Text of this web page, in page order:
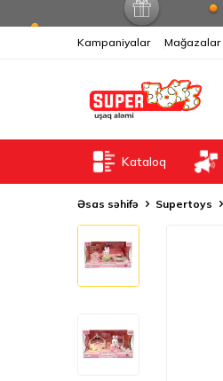
Kampaniyalar Mağazalar
Kataloq
Əsas səhifə Supertoys